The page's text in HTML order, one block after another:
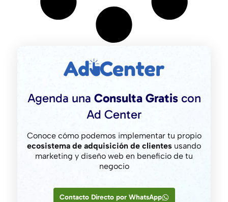
Agenda una Consulta Gratiscon
Ad Center
Conoce cómo podemos implementar tu propio
ecosistema de adquisición de clientes usando
marketing y diseño web en beneficio de tu
negocio
Contacto Directo por WhatsApp